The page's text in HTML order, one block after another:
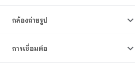
กล้องถ่ายรูป
การเชื่อมต่อ